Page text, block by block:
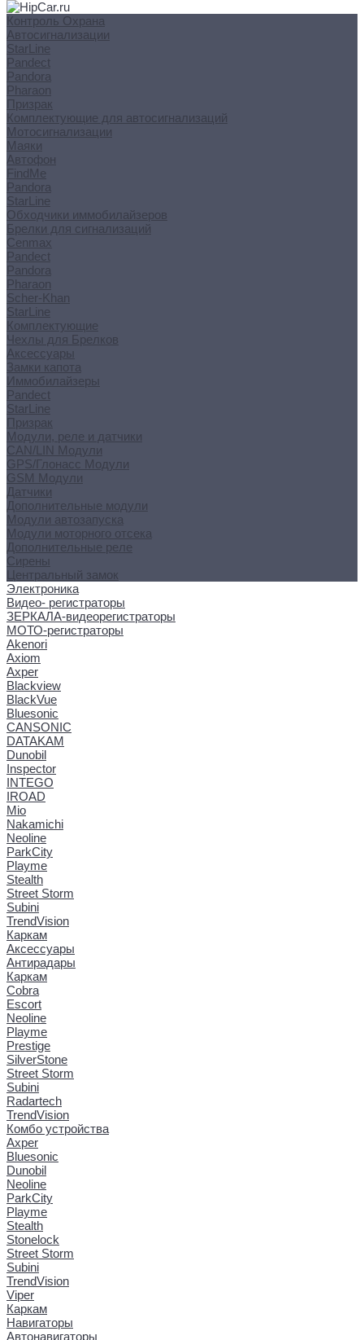
Контроль Охрана
Автосигнализации
StarLine
Pandect
Pandora
Pharaon
Призрак
Комплектующие для автосигнализаций
Мотосигнализации
Маяки
Автофон
FindMe
Pandora
StarLine
Обходчики иммобилайзеров
Брелки для сигнализаций
Cenmax
Pandect
Pandora
Pharaon
Scher-Khan
StarLine
Комплектующие
Чехлы для Брелков
Аксессуары
Замки капота
Иммобилайзеры
Pandect
StarLine
Призрак
Модули, реле и датчики
CAN/LIN Модули
GPS/Глонасс Модули
GSM Модули
Датчики
Дополнительные модули
Модули автозапуска
Модули моторного отсека
Дополнительные реле
Сирены
Центральный замок
Электроника
Видео- регистраторы
ЗЕРКАЛА-видеорегистраторы
МОТО-регистраторы
Akenori
Axiom
Axper
Blackview
BlackVue
Bluesonic
CANSONIC
DATAKAM
Dunobil
Inspector
INTEGO
IROAD
Mio
Nakamichi
Neoline
ParkCity
Playme
Stealth
Street Storm
Subini
TrendVision
Каркам
Аксессуары
Антирадары
Каркам
Cobra
Escort
Neoline
Playme
Prestige
SilverStone
Street Storm
Subini
Radartech
TrendVision
Комбо устройства
Axper
Bluesonic
Dunobil
Neoline
ParkCity
Playme
Stealth
Stonelock
Street Storm
Subini
TrendVision
Viper
Каркам
Навигаторы
Автонавигаторы